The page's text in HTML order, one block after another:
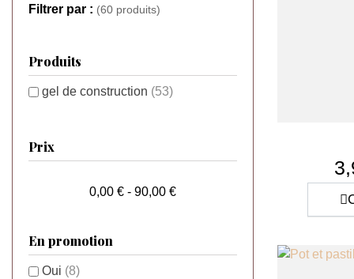
Filtrer par : (60 produits)
Produits
gel de construction (53)
Prix
0,00 € - 90,00 €
En promotion
Oui (8)